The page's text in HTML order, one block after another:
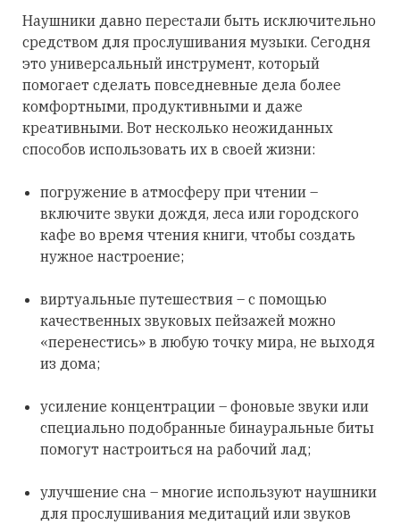
Наушники давно перестали быть исключительно
средством для прослушивания музыки. Сегодня
это универсальный инструмент, который
помогает сделать повседневные дела более
комфортными, продуктивными и даже
креативными. Вот несколько неожиданных
способов использовать их в своей жизни:
погружение в атмосферу при чтении –
включите звуки дождя, леса или городского
кафе во время чтения книги, чтобы создать
нужное настроение;
виртуальные путешествия – с помощью
качественных звуковых пейзажей можно
«перенестись» в любую точку мира, не выходя
из дома;
усиление концентрации – фоновые звуки или
специально подобранные бинауральные биты
помогут настроиться на рабочий лад;
улучшение сна – многие используют наушники
для прослушивания медитаций или звуков